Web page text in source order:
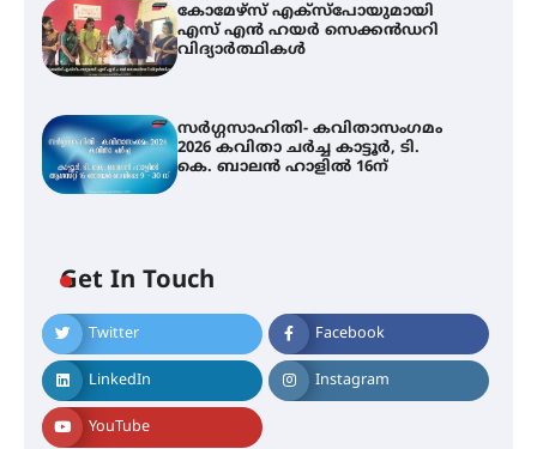
കോമേഴ്സ് എക്സ്പോയുമായി
എസ് എൻ ഹയർ സെക്കൻഡറി
വിദ്യാർത്ഥികൾ
സർഗ്ഗസാഹിതി- കവിതാസംഗമം
2026 കവിതാ ചർച്ച കാട്ടൂർ, ടി.
കെ. ബാലൻ ഹാളിൽ 16ന്
Get In Touch
Twitter Facebook
LinkedIn Instagram
YouTube